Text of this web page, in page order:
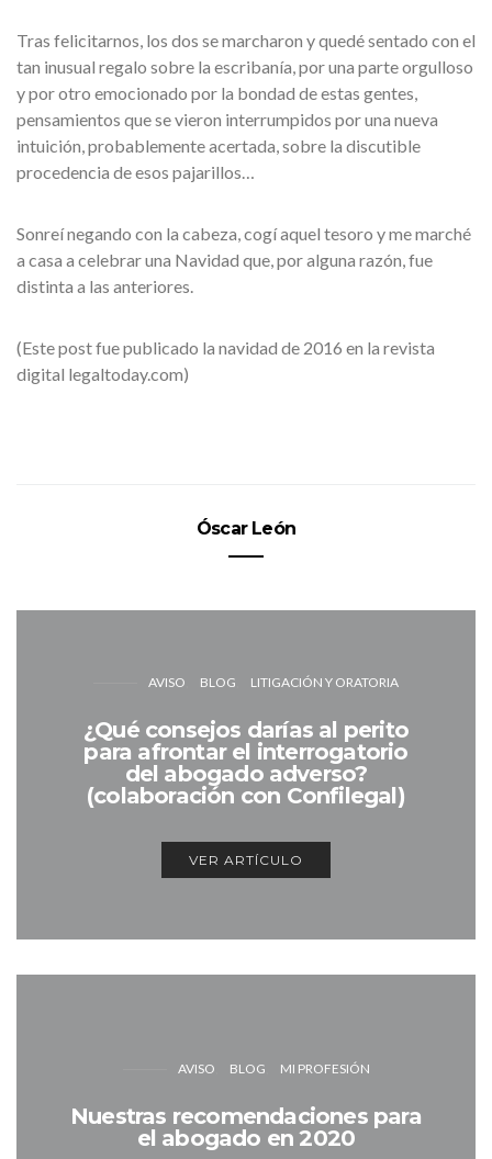
Tras felicitarnos, los dos se marcharon y quedé sentado con el
tan inusual regalo sobre la escribanía, por una parte orgulloso
y por otro emocionado por la bondad de estas gentes,
pensamientos que se vieron interrumpidos por una nueva
intuición, probablemente acertada, sobre la discutible
procedencia de esos pajarillos…
Sonreí negando con la cabeza, cogí aquel tesoro y me marché
a casa a celebrar una Navidad que, por alguna razón, fue
distinta a las anteriores.
(Este post fue publicado la navidad de 2016 en la revista
digital legaltoday.com)
Óscar León
AVISO BLOG LITIGACIÓN Y ORATORIA
¿Qué consejos darías al perito
para afrontar el interrogatorio
del abogado adverso?
(colaboración con Confilegal)
VER ARTÍCULO
AVISO BLOG MI PROFESIÓN
Nuestras recomendaciones para
el abogado en 2020